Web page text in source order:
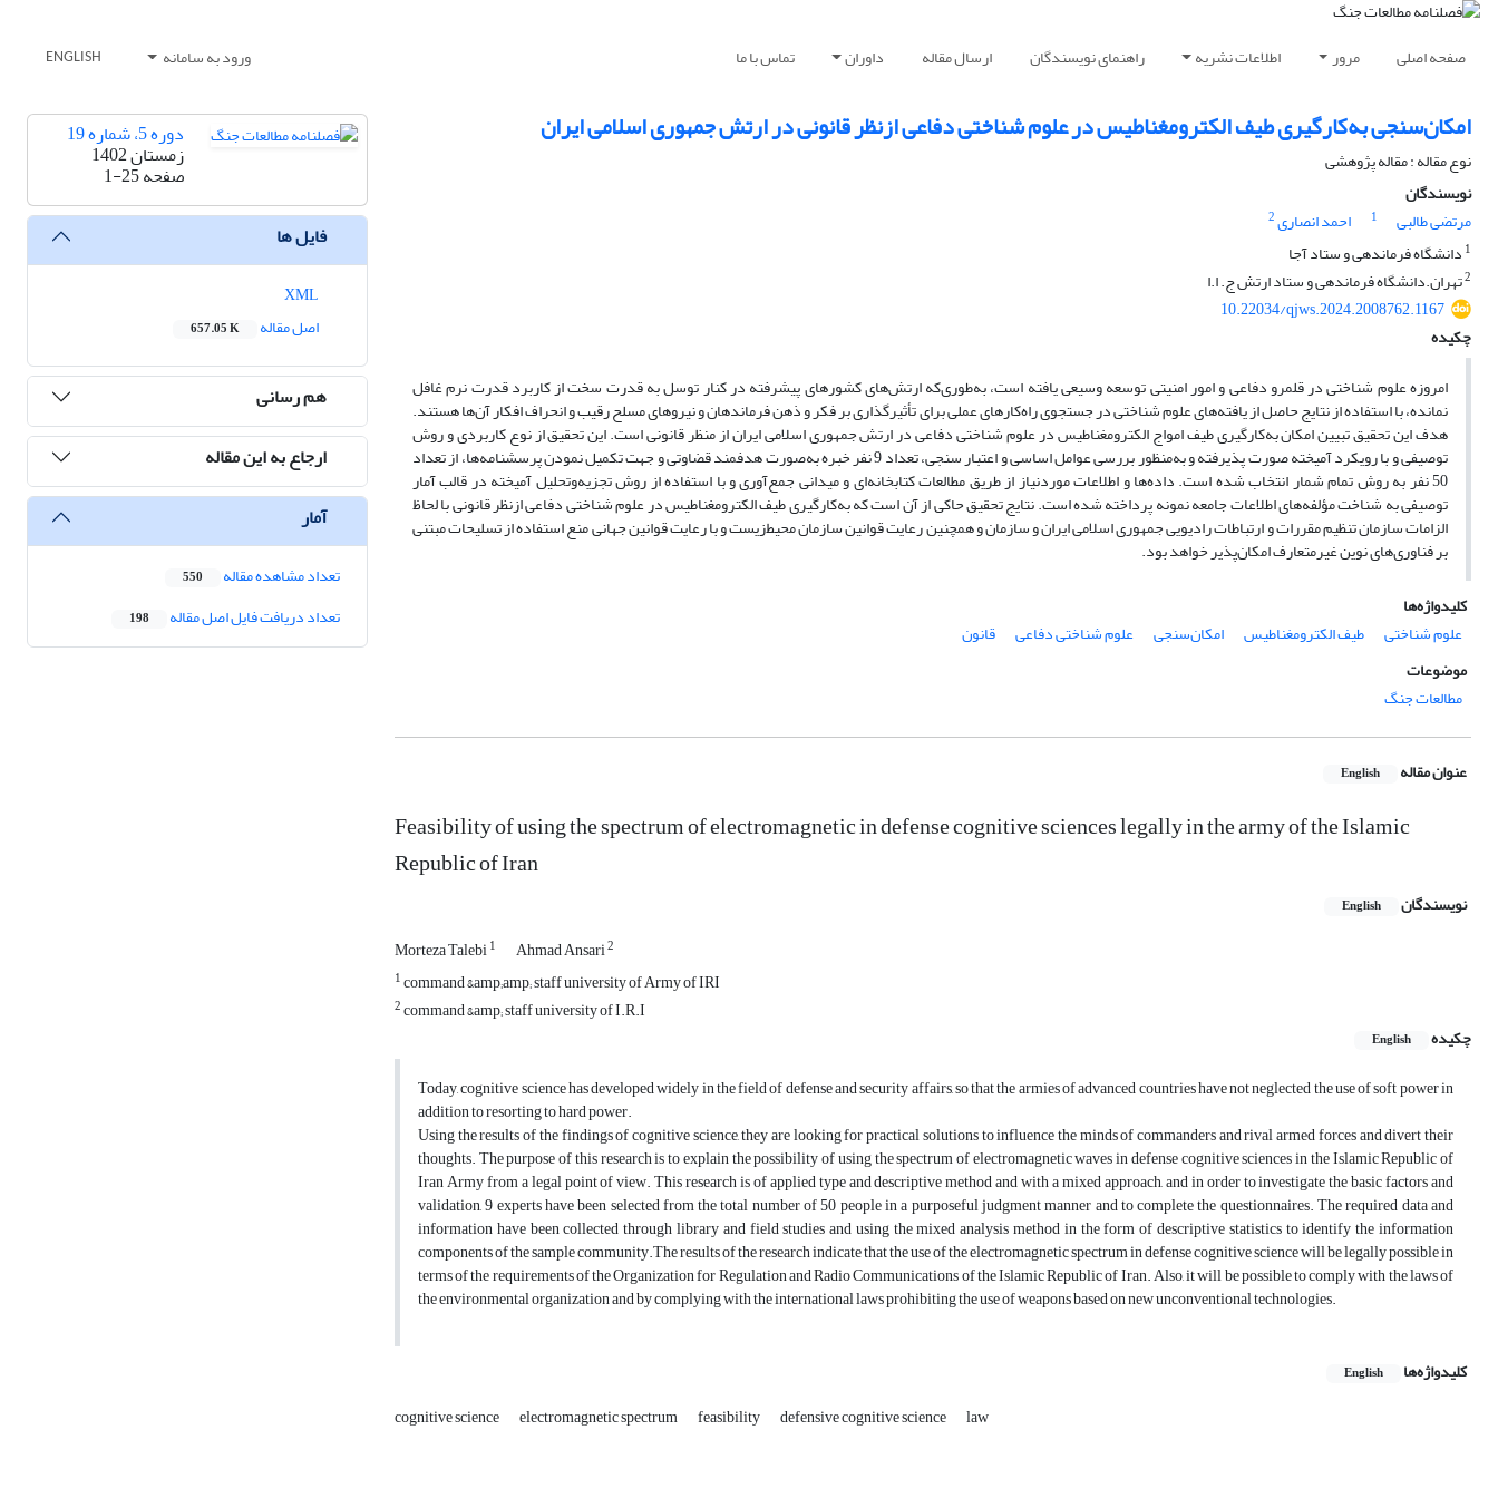
صفحه اصلی مرور اطلاعات نشریه راهنمای نویسندگان ارسال مقاله داوران تماس با ما ورود به سامانه ENGLISH
امکان‌سنجی به‌کارگیری طیف الکترومغناطیس در علوم شناختی دفاعی ازنظر قانونی در ارتش جمهوری اسلامی ایران
نوع مقاله : مقاله پژوهشی
نویسندگان
مرتضی طالبی
1 احمد انصاری2
1 دانشگاه فرماندهی و ستاد آجا
2تهران.دانشگاه فرماندهی و ستاد ارتش ج. ا.ا
10.22034/qjws.2024.2008762.1167
چکیده
امروزه علوم شناختی در قلمرو دفاعی و امور امنیتی توسعه وسیعی یافته است، به‌طوری‌که ارتش‌های کشورهای پیشرفته در کنار توسل به قدرت سخت از کاربرد قدرت نرم غافل
نمانده، با استفاده از نتایج حاصل از یافته‌های علوم شناختی در جستجوی راه‌کارهای عملی برای تأثیرگذاری بر فکر و ذهن فرماندهان و نیروهای مسلح رقیب و انحراف افکار آن‌ها هستند.
هدف این تحقیق تبیین امکان به‌کارگیری طیف امواج الکترومغناطیس در علوم شناختی دفاعی در ارتش جمهوری اسلامی ایران از منظر قانونی است. این تحقیق از نوع کاربردی و روش
توصیفی و با رویکرد آمیخته صورت پذیرفته و به‌منظور بررسی عوامل اساسی و اعتبار سنجی، تعداد 9 نفر خبره به‌صورت هدفمند قضاوتی و جهت تکمیل نمودن پرسشنامه‌ها، از تعداد
50 نفر به روش تمام شمار انتخاب شده است. داده‌ها و اطلاعات موردنیاز از طریق مطالعات کتابخانه‌ای و میدانی جمع‌آوری و با استفاده از روش تجزیه‌وتحلیل آمیخته در قالب آمار
توصیفی به شناخت مؤلفه‌های اطلاعات جامعه نمونه پرداخته شده است. نتایج تحقیق حاکی از آن است که به‌کارگیری طیف الکترومغناطیس در علوم شناختی دفاعی ازنظر قانونی با لحاظ
الزامات سازمان تنظیم مقررات و ارتباطات رادیویی جمهوری اسلامی ایران و سازمان و همچنین رعایت قوانین سازمان محیط‌زیست و با رعایت قوانین جهانی منع استفاده از تسلیحات مبتنی
بر فناوری‌های نوین غیرمتعارف امکان‌پذیر خواهد بود.
کلیدواژه‌ها
علوم شناختی
طیف الکترومغناطیس امکان‌سنجی علوم شناختی دفاعی
قانون
موضوعات
مطالعات جنگ
عنوان مقاله English
Feasibility of using the spectrum of electromagnetic in defense cognitive sciences legally in the army of the Islamic
Republic of Iran
نویسندگان English
Morteza Talebi1 Ahmad Ansari2
1command &amp;amp; staff university of Army of IRI
2command &amp; staff university of I.R.I
چکیده
English
Today, cognitive science has developed widely in the field of defense and security affairs, so that the armies of advanced countries have not neglected the use of soft power in
addition to resorting to hard power.
Using the results of the findings of cognitive science, they are looking for practical solutions to influence the minds of commanders and rival armed forces and divert their
thoughts. The purpose of this research is to explain the possibility of using the spectrum of electromagnetic waves in defense cognitive sciences in the Islamic Republic of
Iran Army from a legal point of view. This research is of applied type and descriptive method and with a mixed approach, and in order to investigate the basic factors and
validation, 9 experts have been selected from the total number of 50 people in a purposeful judgment manner and to complete the questionnaires. The required data and
information have been collected through library and field studies and using the mixed analysis method in the form of descriptive statistics to identify the information
components of the sample community.The results of the research indicate that the use of the electromagnetic spectrum in defense cognitive science will be legally possible in
terms of the requirements of the Organization for Regulation and Radio Communications of the Islamic Republic of Iran. Also, it will be possible to comply with the laws of
the environmental organization and by complying with the international laws prohibiting the use of weapons based on new unconventional technologies.
کلیدواژه‌ها English
cognitive science electromagnetic spectrum feasibility defensive cognitive science law
دوره 5، شماره 19
زمستان 1402
صفحه1-25
فایل ها
اصل مقاله
657.05 K
هم رسانی
ارجاع به این مقاله
آمار
تعداد مشاهده مقاله 550
تعداد دریافت فایل اصل مقاله 198